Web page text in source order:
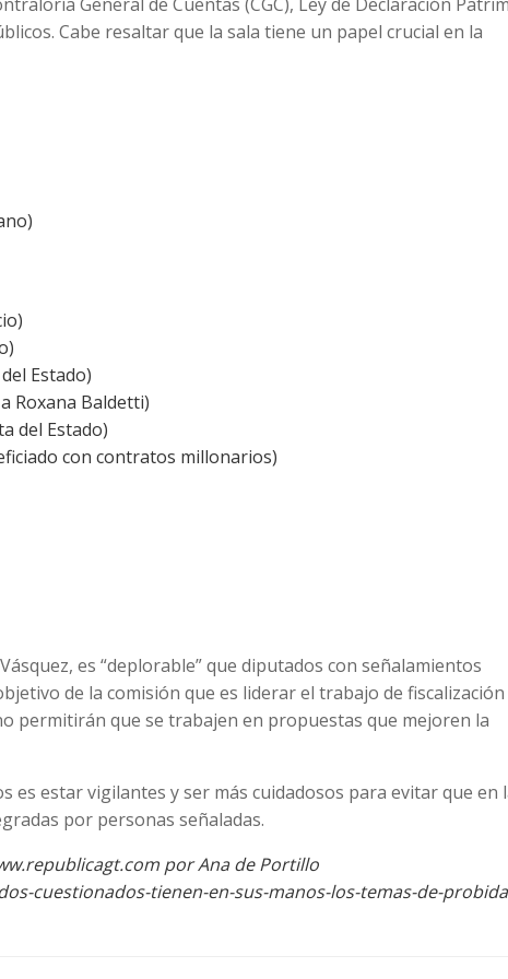
Cabe resaltar que la sala tiene un papel crucial en la
Estado)
Roxana Baldetti)
del Estado)
con contratos millonarios)
es “deplorable” que diputados con señalamientos
de la comisión que es liderar el trabajo de fiscalización
permitirán que se trabajen en propuestas que mejoren la
es estar vigilantes y ser más cuidadosos para evitar que en
por personas señaladas.
por Ana de Portillo
cuestionados-tienen-en-sus-manos-los-temas-de-